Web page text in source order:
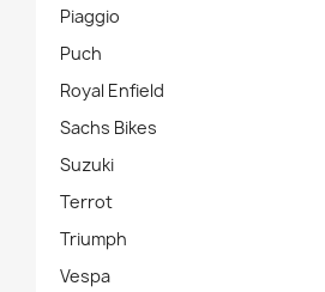
Piaggio
Puch
Royal Enfield
Sachs Bikes
Suzuki
Terrot
Triumph
Vespa